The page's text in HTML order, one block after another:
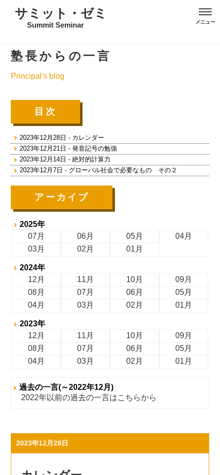
サミット・ゼミ
Summit Seminar
塾長からの一言
Principal's blog
目次
2023年12月28日 - カレンダー
2023年12月21日 - 発音記号の勉強
2023年12月14日 - 絶対的計算力
2023年12月7日 - グローバル社会で必要なもの その２
アーカイブ
2025年
07月
06月 05月
04月
03月
02月 01月
2024年
12月
11月 10月
09月
08月
07月 06月
05月
04月
03月 02月 01月
2023年
12月
11月 10月
09月
08月
07月 06月
05月
04月
03月 02月 01月
過去の一言(～2022年12月)
2022年以前の過去の一言はこちらから
2023年12月28日